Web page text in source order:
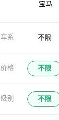
宝马
宝沃
布加迪
车系 不限
价格 不限
级别 不限